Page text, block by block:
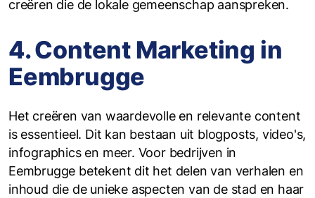
creëren die de lokale gemeenschap aanspreken.
4. Content Marketing in
Eembrugge
Het creëren van waardevolle en relevante content
is essentieel. Dit kan bestaan uit blogposts, video's,
infographics en meer. Voor bedrijven in
Eembrugge betekent dit het delen van verhalen en
inhoud die de unieke aspecten van de stad en haar